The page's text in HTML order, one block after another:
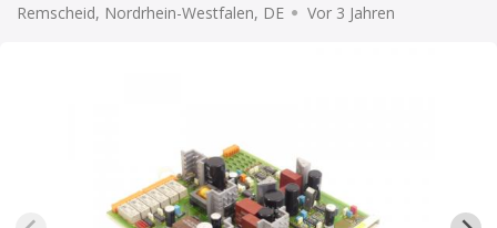
Remscheid, Nordrhein-Westfalen, DE
Vor 3 Jahren